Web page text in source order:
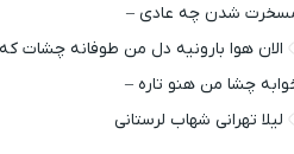
شدن چه عادی –
الان هوا بارونیه دل من طوفانه چشات که
چشا من هنو تاره –
لیلا تهرانی شهاب لرستانی